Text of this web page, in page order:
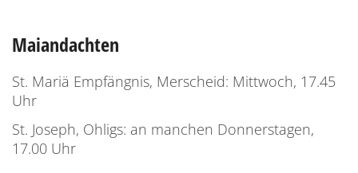
Maiandachten
St. Mariä Empfängnis, Merscheid: Mittwoch, 17.45
Uhr
St. Joseph, Ohligs: an manchen Donnerstagen,
17.00 Uhr